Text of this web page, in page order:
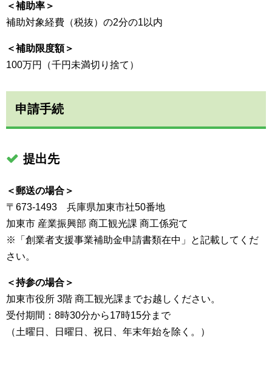
＜補助率＞
補助対象経費（税抜）の2分の1以内
＜補助限度額＞
100万円（千円未満切り捨て）
申請手続
提出先
＜郵送の場合＞
〒673-1493 兵庫県加東市社50番地
加東市 産業振興部 商工観光課 商工係宛て
※「創業者支援事業補助金申請書類在中」と記載してくだ
さい。
＜持参の場合＞
加東市役所 3階 商工観光課までお越しください。
受付期間：8時30分から17時15分まで
（土曜日、日曜日、祝日、年末年始を除く。）